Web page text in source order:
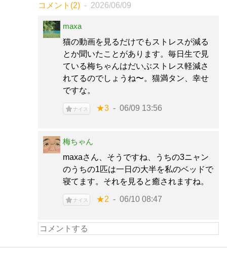
コメント(2) 2026/06/09
maxa
猫の動画を見るだけでもストレスが減る
とか聞いたことがあります。毎日生で見
ている梅ちゃんはだいぶストレス軽減さ
れてるのでしょうね〜。猫満タン、幸せ
ですな。
ナイス ★3 06/09 13:56
梅ちゃん
maxaさん、そうですね、うちの3ニャン
のうちの1匹は一日の大半を私のベッドで
寝てます。それを見ると癒されますね。
ナイス ★2 06/10 08:47